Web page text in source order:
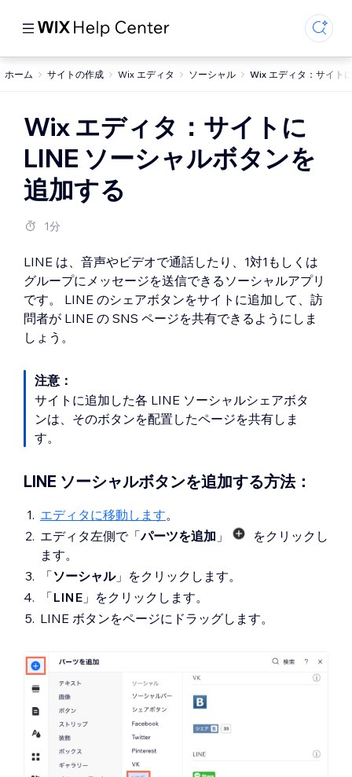
ホーム サイトの作成 Wix エディタ ソーシャル Wix エディタ：サイト
Wix エディタ：サイトに
LINE ソーシャルボタンを
追加する
1分
LINE は、音声やビデオで通話したり、1対1もしくは
グループにメッセージを送信できるソーシャルアプリ
です。 LINE のシェアボタンをサイトに追加して、訪
問者が LINE の SNS ページを共有できるようにしま
しょう。
注意：
サイトに追加した各 LINE ソーシャルシェアボタ
ンは、そのボタンを配置したページを共有しま
す。
LINE ソーシャルボタンを追加する方法：
エディタに移動します。
エディタ左側で「パーツを追加 」
をクリックし
ます。
「ソーシャル」をクリックします。
「LINE 」をクリックします。
LINE ボタンをページにドラッグします。